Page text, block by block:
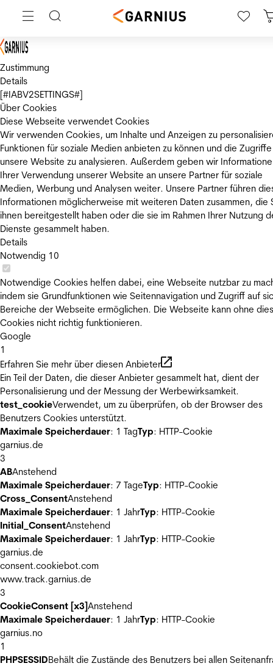
Zustimmung
Details
[#IABV2SETTINGS#]
Über Cookies
Diese Webseite verwendet Cookies
Wir verwenden Cookies, um Inhalte und Anzeigen zu
Funktionen für soziale Medien anbieten zu können und die
unsere Website zu analysieren. Außerdem geben wir
Ihrer Verwendung unserer Website an unsere Partner für soziale
Medien, Werbung und Analysen weiter. Unsere Partner führen
Informationen möglicherweise mit weiteren Daten zusammen, die
ihnen bereitgestellt haben oder die sie im Rahmen Ihrer Nutzung
Dienste gesammelt haben.
Details
Notwendig 10
Notwendige Cookies helfen dabei, eine Webseite nutzbar zu
indem sie Grundfunktionen wie Seitennavigation und Zugriff auf
Bereiche der Webseite ermöglichen. Die Webseite kann ohne
Cookies nicht richtig funktionieren.
Google
1
Erfahren Sie mehr über diesen Anbieter
Ein Teil der Daten, die dieser Anbieter gesammelt hat, dient der
Personalisierung und der Messung der Werbewirksamkeit.
test_cookieVerwendet, um zu überprüfen, ob der Browser des
Benutzers Cookies unterstützt.
Maximale Speicherdauer: 1 TagTyp: HTTP-Cookie
garnius.de
3
ABAnstehend
Maximale Speicherdauer: 7 TageTyp: HTTP-Cookie
Cross_ConsentAnstehend
Maximale Speicherdauer: 1 JahrTyp: HTTP-Cookie
Initial_ConsentAnstehend
Maximale Speicherdauer: 1 JahrTyp: HTTP-Cookie
garnius.de
consent.cookiebot.com
www.track.garnius.de
3
CookieConsent [x3]Anstehend
Maximale Speicherdauer: 1 JahrTyp: HTTP-Cookie
garnius.no
1
PHPSESSIDBehält die Zustände des Benutzers bei allen